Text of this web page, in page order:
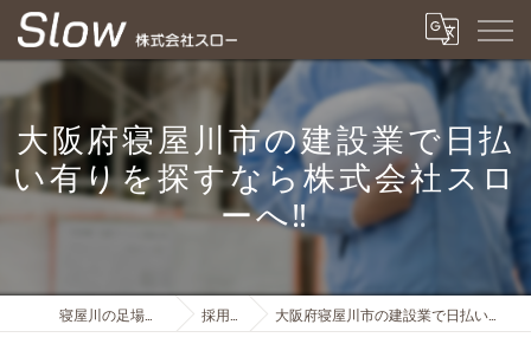
大阪府寝屋川市の建設業で日払
い有りを探すなら株式会社スロ
ーへ‼️
採用ブログ 大阪府寝屋川市の建設業で日払い有りを探すなら株式会社スローへ‼️